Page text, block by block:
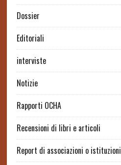
Dossier
Editoriali
interviste
Notizie
Rapporti OCHA
Recensioni di libri e articoli
Report di associazioni o istituzioni